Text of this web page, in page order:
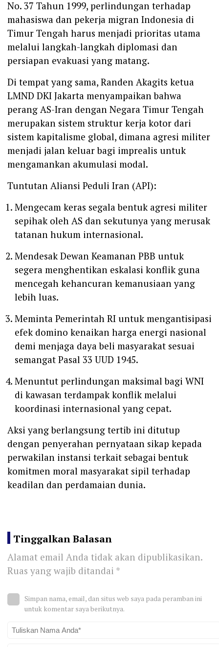
No. 37 Tahun 1999, perlindungan terhadap
mahasiswa dan pekerja migran Indonesia di
Timur Tengah harus menjadi prioritas utama
melalui langkah-langkah diplomasi dan
persiapan evakuasi yang matang.
Di tempat yang sama, Randen Akagits ketua
LMND DKI Jakarta menyampaikan bahwa
perang AS-Iran dengan Negara Timur Tengah
merupakan sistem struktur kerja kotor dari
sistem kapitalisme global, dimana agresi militer
menjadi jalan keluar bagi imprealis untuk
mengamankan akumulasi modal.
‎Tuntutan Aliansi Peduli Iran (API):
Mengecam keras segala bentuk agresi militer
sepihak oleh AS dan sekutunya yang merusak
tatanan hukum internasional.
Mendesak Dewan Keamanan PBB untuk
segera menghentikan eskalasi konflik guna
mencegah kehancuran kemanusiaan yang
lebih luas.
Meminta Pemerintah RI untuk mengantisipasi
efek domino kenaikan harga energi nasional
demi menjaga daya beli masyarakat sesuai
semangat Pasal 33 UUD 1945.
Menuntut perlindungan maksimal bagi WNI
di kawasan terdampak konflik melalui
koordinasi internasional yang cepat.
‎Aksi yang berlangsung tertib ini ditutup
dengan penyerahan pernyataan sikap kepada
perwakilan instansi terkait sebagai bentuk
komitmen moral masyarakat sipil terhadap
keadilan dan perdamaian dunia.
Tinggalkan Balasan
Alamat email Anda tidak akan dipublikasikan.
Ruas yang wajib ditandai *
Simpan nama, email, dan situs web saya pada peramban ini
untuk komentar saya berikutnya.